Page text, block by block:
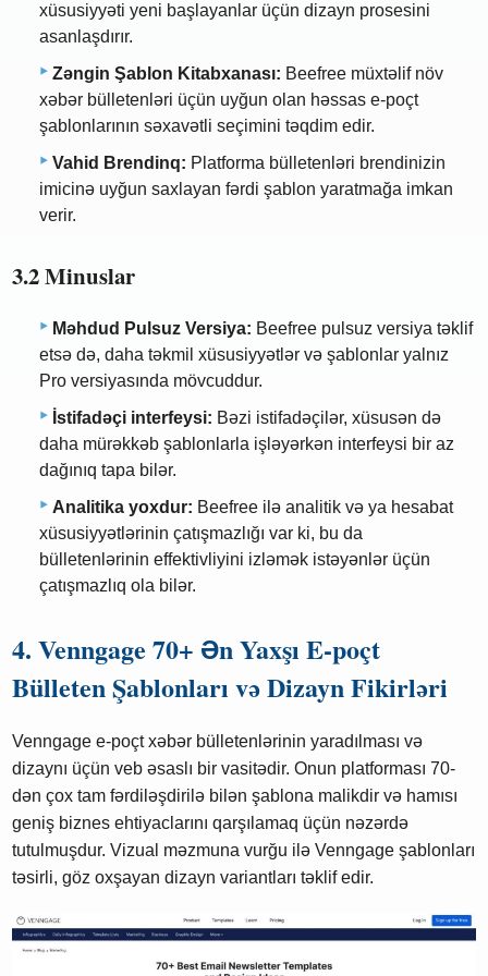
xüsusiyyəti yeni başlayanlar üçün dizayn prosesini
asanlaşdırır.
Zəngin Şablon Kitabxanası: Beefree müxtəlif növ
xəbər bülletenləri üçün uyğun olan həssas e-poçt
şablonlarının səxavətli seçimini təqdim edir.
Vahid Brendinq: Platforma bülletenləri brendinizin
imicinə uyğun saxlayan fərdi şablon yaratmağa imkan
verir.
3.2 Minuslar
Məhdud Pulsuz Versiya: Beefree pulsuz versiya təklif
etsə də, daha təkmil xüsusiyyətlər və şablonlar yalnız
Pro versiyasında mövcuddur.
İstifadəçi interfeysi: Bəzi istifadəçilər, xüsusən də
daha mürəkkəb şablonlarla işləyərkən interfeysi bir az
dağınıq tapa bilər.
Analitika yoxdur: Beefree ilə analitik və ya hesabat
xüsusiyyətlərinin çatışmazlığı var ki, bu da
bülletenlərinin effektivliyini izləmək istəyənlər üçün
çatışmazlıq ola bilər.
4. Venngage 70+ Ən Yaxşı E-poçt
Bülleten Şablonları və Dizayn Fikirləri
Venngage e-poçt xəbər bülletenlərinin yaradılması və
dizaynı üçün veb əsaslı bir vasitədir. Onun platforması 70-
dən çox tam fərdiləşdirilə bilən şablona malikdir və hamısı
geniş biznes ehtiyaclarını qarşılamaq üçün nəzərdə
tutulmuşdur. Vizual məzmuna vurğu ilə Venngage şablonları
təsirli, göz oxşayan dizayn variantları təklif edir.